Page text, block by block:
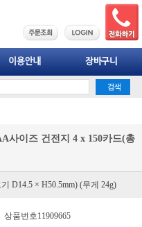
사이즈 건전지 4 x 150카드(총
D14.5 × H50.5mm) (무게 24g)
상품번호11909665